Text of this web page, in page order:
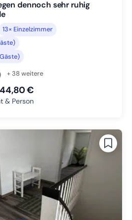
dennoch sehr ruhig
13× Einzelzimmer
+ 38 weitere
44,80 €
& Person